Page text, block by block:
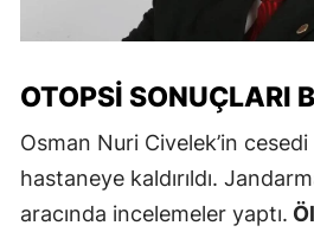
OTOPSI SONUÇLARI
Osman Nuri Civelek’in
hastaneye kaldırıldı.
aracında incelemeler yaptı.